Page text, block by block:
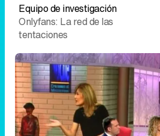
Equipo de investigación
Onlyfans: La red de las
tentaciones